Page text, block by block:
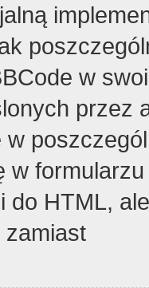
w
przez
w
w
do HTML,
zamiast